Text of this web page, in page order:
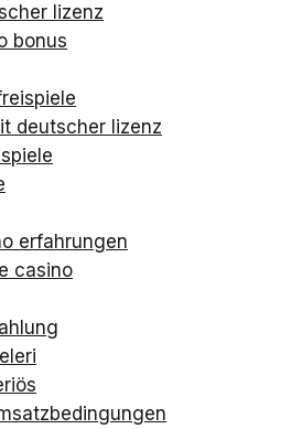
lizenz
bonus
deutscher lizenz
erfahrungen
casino